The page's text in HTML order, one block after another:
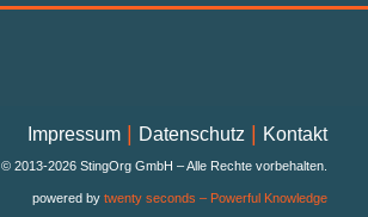
Impressum Datenschutz Kontakt
© 2013-2026 StingOrg GmbH – Alle Rechte vorbehalten.
powered bytwenty seconds – Powerful Knowledge